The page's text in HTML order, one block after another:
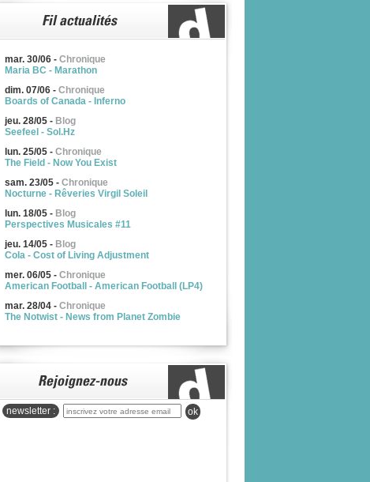
mar. 30/06 - Chronique
Maria BC - Marathon
dim. 07/06 - Chronique
Boards of Canada - Inferno
jeu. 28/05 - Blog
Seefeel - Sol.Hz
lun. 25/05 - Chronique
The Field - Now You Exist
sam. 23/05 - Chronique
Nocturne - Rêveries Virgil Soleil
lun. 18/05 - Blog
Perspectives Musicales #11
jeu. 14/05 - Blog
Cola - Cost of Living Adjustment
mer. 06/05 - Chronique
American Football - American Football (LP4)
mar. 28/04 - Chronique
The Notwist - News from Planet Zombie
newsletter : ok